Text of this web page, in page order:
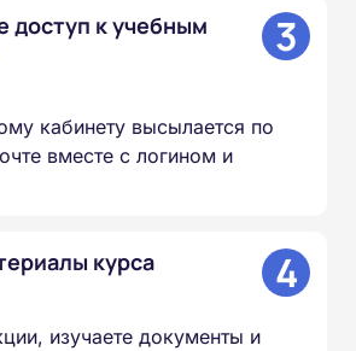
доступ к учебным
3
кабинету высылается по
вместе с логином и
курса 4
изучаете документы и